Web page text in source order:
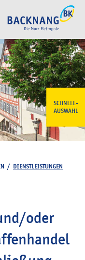
SCHNELL-
AUSWAHL
/ DIENSTLEISTUNGEN
oder